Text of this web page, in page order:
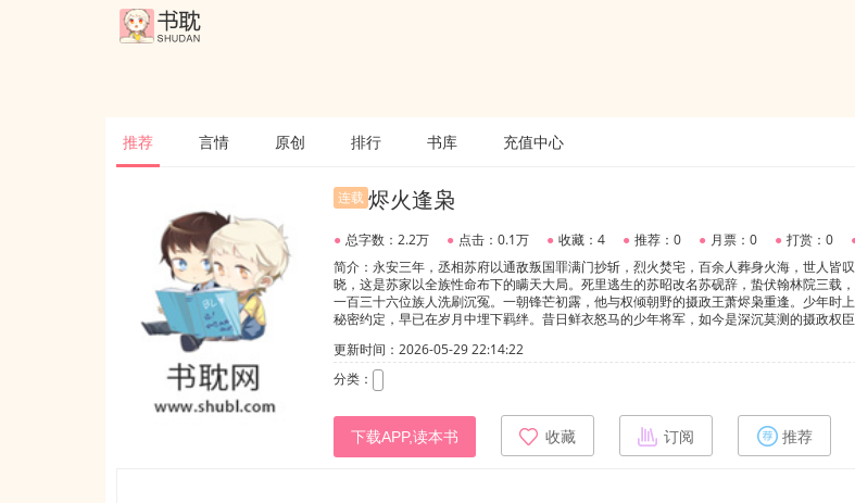
推荐 言情 原创 排行 书库 充值中心
连载 烬火逢枭
● 总字数：2.2万 ● 点击：0.1万 ● 收藏：4 ● 推荐：0 ● 月票：0 ● 打赏：0
简介：永安三年，丞相苏府以通敌叛国罪满门抄斩，烈火焚宅，百余人葬身火海，世人皆
晓，这是苏家以全族性命布下的瞒天大局。死里逃生的苏昭改名苏砚辞，蛰伏翰林院三载
一百三十六位族人洗刷沉冤。一朝锋芒初露，他与权倾朝野的摄政王萧烬枭重逢。少年时
秘密约定，早已在岁月中埋下羁绊。昔日鲜衣怒马的少年将军，如今是深沉莫测的摄政权
剥茧，在杀机四伏里彼此守护。烬火重燃，孤枭相逢。这一次，他要翻案昭雪，他要护他
安定的传奇。
更新时间：2026-05-29 22:14:22
分类：
下载APP,读本书 收藏 订阅 推荐